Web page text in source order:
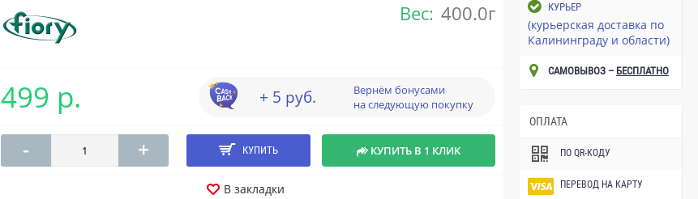
КУРЬЕР
(курьерская доставка по
Калининграду и области)
САМОВЫВОЗ – БЕСПЛАТНО
ОПЛАТА
ПО QR-КОДУ
ПЕРЕВОД НА КАРТУ
Вес: 400.0г
499 р. + 5 руб.
Вернём бонусами
на следующую покупку
- + КУПИТЬ КУПИТЬ В 1 КЛИК
В закладки